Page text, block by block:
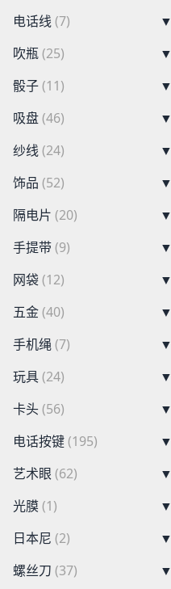
电话线(7)
▼
吹瓶(25)
▼
骰子(11)
▼
吸盘(46)
▼
纱线(24)
▼
饰品 (52)
▼
隔电片 (20)
▼
手提带(9)
▼
网袋(12)
▼
五金(40)
▼
手机绳(7)
▼
玩具(24)
▼
卡头(56)
▼
电话按键(195)
▼
艺术眼 (62)
▼
光膜(1)
▼
日本尼 (2)
▼
螺丝刀 (37) ▼